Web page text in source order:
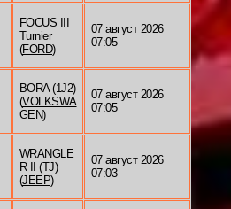
FOCUS III
Turnier
(FORD)
07 август 2026
07:05
BORA (1J2)
(VOLKSWA
GEN)
07 август 2026
07:05
WRANGLE
R II (TJ)
(JEEP)
07 август 2026
07:03